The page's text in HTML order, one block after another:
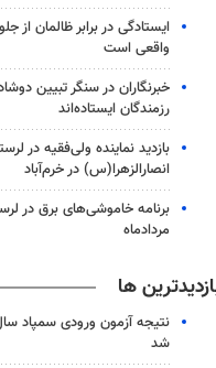
ایستادگی در برابر ظالمان از
واقعی است
خبرنگاران در سنگر تبیین
رزمندگان ایستاده‌اند
بازدید نماینده ولی‌فقیه در
انصارالزهرا(س) در خرم‌آباد
مردادماه
ها
شد